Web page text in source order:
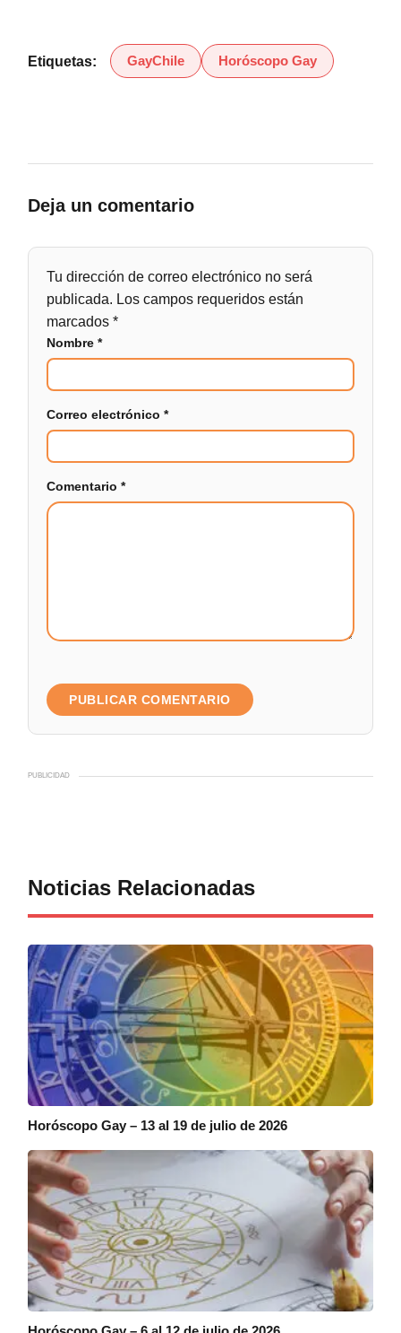
Etiquetas: GayChile Horóscopo Gay
Deja un comentario
Tu dirección de correo electrónico no será
publicada. Los campos requeridos están
marcados*
Nombre*
Correo electrónico*
Comentario*
PUBLICIDAD
Noticias Relacionadas
Horóscopo Gay – 13 al 19 de julio de 2026